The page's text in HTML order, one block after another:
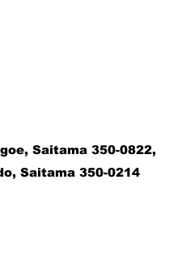
Saitama 350-0822,
Saitama 350-0214